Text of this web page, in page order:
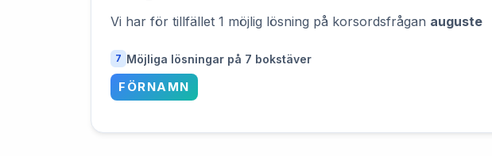
Vi har för tillfället 1 möjlig lösning på korsordsfrågan auguste
7 Möjliga lösningar på 7 bokstäver
FÖRNAMN